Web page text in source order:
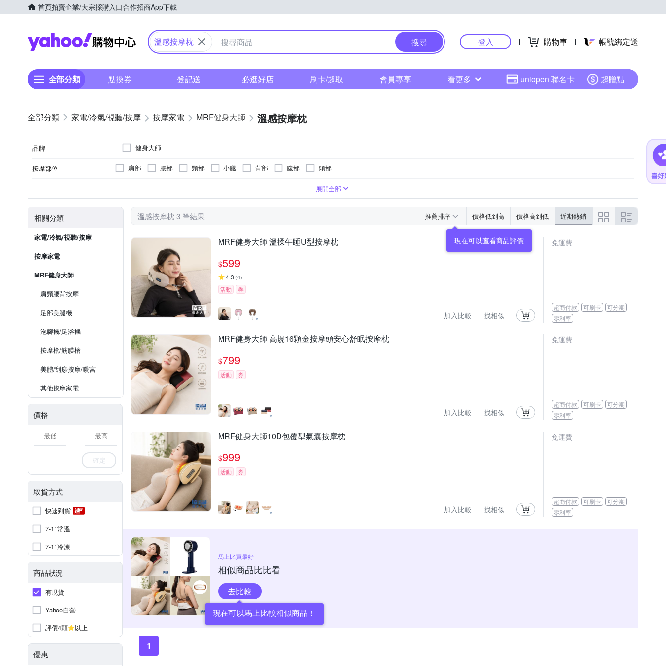
首頁拍賣企業/大宗採購入口合作招商App下載
Yahoo購物中心
溫感按摩枕 搜尋 登入 購物車 帳號綁定送
全部分類 點換券 登記送 必逛好店 刷卡/超取 會員專享 看更多 uniopen 聯名卡 超贈點
家電/冷氣/視聽/按摩 按摩家電 MRF健身大師 溫感按摩枕
品牌 健身大師
按摩部位 肩部 腰部 頸部 小腿 背部 腹部 頭部
展開全部
相關分類
家電/冷氣/視聽/按摩
按摩家電
MRF健身大師
肩頸腰背按摩
足部美腿機
泡腳機/足浴機
按摩槍/筋膜槍
美體/刮痧按摩/暖宮
其他按摩家電
價格
-
確定
取貨方式
快速到貨
7-11常溫
7-11冷凍
商品狀況
有現貨
Yahoo自營
評價4顆
以上
優惠
溫感按摩枕 3 筆結果 推薦排序 價格低到高 價格高到低 近期熱銷
現在可以查看商品評價
MRF健身大師 溫揉午睡U型按摩枕
$599
4.3 (4)
活動 券
加入比較 找相似
免運費
超商付款 可刷卡
可分期
零利率
MRF健身大師 高規16顆金按摩頭安心舒眠按摩枕
$799
活動 券
加入比較 找相似
免運費
超商付款 可刷卡
可分期
零利率
MRF健身大師10D包覆型氣囊按摩枕
$999
活動 券
加入比較 找相似
免運費
超商付款 可刷卡
可分期
零利率
馬上比買最好
相似商品比比看
去比較
現在可以馬上比較相似商品！
1